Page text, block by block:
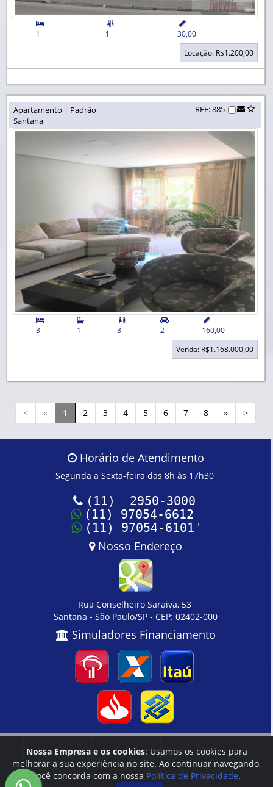
Nossa Empresa e os cookies: Usamos os cookies para
melhorar a sua experiência no site. Ao continuar navegando,
você concorda com a nossa Política de Privacidade.
1

1

30,00
Locação: R$1.200,00
Apartamento | Padrão
Santana
REF: 885
3 1

3 2

160,00
Venda: R$1.168.000,00
< « 1 2 3 4 5 6 7 8 » >
Horário de Atendimento
Segunda a Sexta-feira das 8h às 17h30
(11) 2950-3000
(11) 97054-6612
(11) 97054-6101 '
Nosso Endereço
Rua Conselheiro Saraiva, 53
Santana - São Paulo/SP - CEP: 02402-000
Simuladores Financiamento
Home|Empresa|Cadastre seu Imóvel|Contato
Reservamo-nos o direito de qualquer erro de digitação, assim